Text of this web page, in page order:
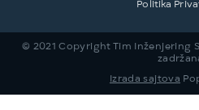
Politika
© 2021 Copyright Tim Inženjering
Izrada sajtova